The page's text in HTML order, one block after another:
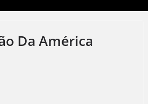
Da América